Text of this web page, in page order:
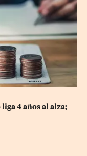
4 años al alza;